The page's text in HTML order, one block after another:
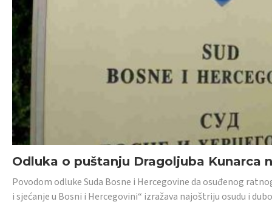
Odluka o puštanju Dragoljuba Kunarca
Povodom odluke Suda Bosne i Hercegovine da osuđenog
i sjećanje u Bosni i Hercegovini“ izražava najoštriju osudu i